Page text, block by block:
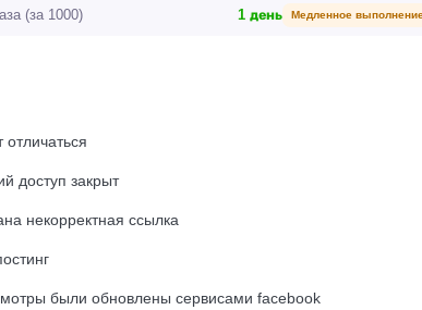
(за 1000) 1 день Медленное
доступ закрыт
некорректная ссылка
были обновлены сервисами facebook